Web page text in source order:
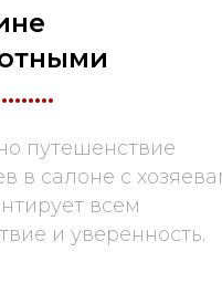
путешенствие
в салоне с
всем
и уверенность.